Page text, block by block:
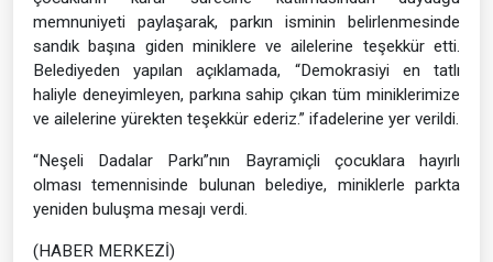
memnuniyeti paylaşarak, parkın isminin belirlenmesinde
sandık başına giden miniklere ve ailelerine teşekkür etti.
Belediyeden yapılan açıklamada, “Demokrasiyi en tatlı
haliyle deneyimleyen, parkına sahip çıkan tüm miniklerimize
ve ailelerine yürekten teşekkür ederiz.” ifadelerine yer verildi.
“Neşeli Dadalar Parkı”nın Bayramiçli çocuklara hayırlı
olması temennisinde bulunan belediye, miniklerle parkta
yeniden buluşma mesajı verdi.
(HABER MERKEZİ)